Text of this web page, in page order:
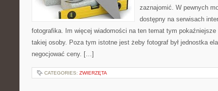
zaznajomić. W pewnych
dostępny na serwisach
fotografika. Im więcej wiadomości na ten temat tym
takiej osoby. Poza tym istotne jest żeby fotograf był jednostka
negocjować ceny. […]
CATEGORIES: ZWIERZĘTA